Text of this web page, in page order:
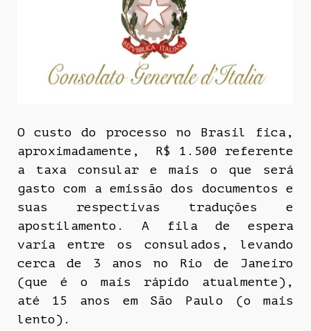
O custo do processo no Brasil fica,
aproximadamente, R$ 1.500 referente
a taxa consular e mais o que será
gasto com a emissão dos documentos e
suas respectivas traduções e
apostilamento. A fila de espera
varia entre os consulados, levando
cerca de 3 anos no Rio de Janeiro
(que é o mais rápido atualmente),
até 15 anos em São Paulo (o mais
lento).